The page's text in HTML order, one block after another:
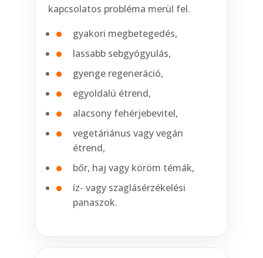
kapcsolatos probléma merül fel.
gyakori megbetegedés,
lassabb sebgyógyulás,
gyenge regeneráció,
egyoldalú étrend,
alacsony fehérjebevitel,
vegetáriánus vagy vegán
étrend,
bőr, haj vagy köröm témák,
íz- vagy szaglásérzékelési
panaszok.